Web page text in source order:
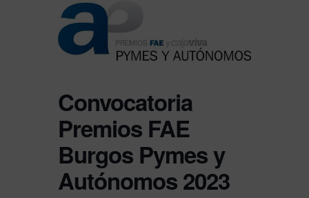
Convocatoria
Premios FAE
Burgos Pymes y
Autónomos 2023